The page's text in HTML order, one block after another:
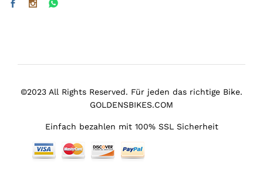
©2023 All Rights Reserved. Für jeden das richtige Bike.
GOLDENSBIKES.COM
Einfach bezahlen mit 100% SSL Sicherheit